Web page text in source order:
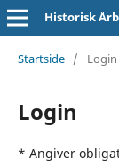
Historisk
Startside / Login
Login
* Angiver